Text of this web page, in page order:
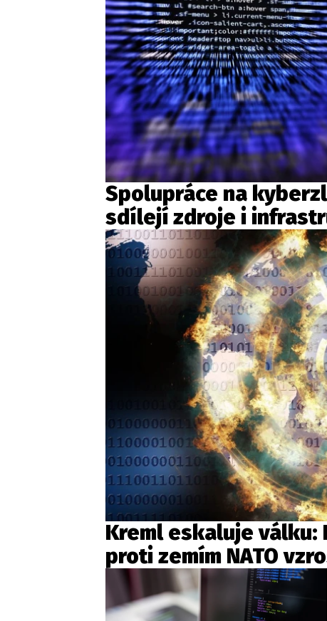
Spolupráce na
sdílejí zdroje i
Kreml eskaluje
proti zemím NATO